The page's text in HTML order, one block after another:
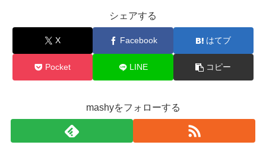
シェアする
X Facebook はてブ
Pocket LINE コピー
mashyをフォローする